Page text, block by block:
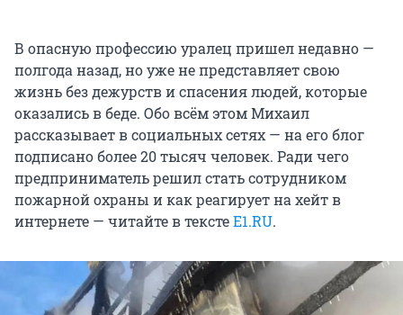
В опасную профессию уралец пришел недавно —
полгода назад, но уже не представляет свою
жизнь без дежурств и спасения людей, которые
оказались в беде. Обо всём этом Михаил
рассказывает в социальных сетях — на его блог
подписано более 20 тысяч человек. Ради чего
предприниматель решил стать сотрудником
пожарной охраны и как реагирует на хейт в
интернете — читайте в текстеE1.RU.